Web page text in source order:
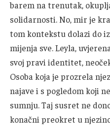
barem na trenutak,
solidarnosti. No, mir je
tom kontekstu dolazi do
mijenja sve. Leyla,
svoj pravi identitet,
Osoba koja je prozrela
najave i s pogledom koji
sumnju. Taj susret ne
konačni preokret u